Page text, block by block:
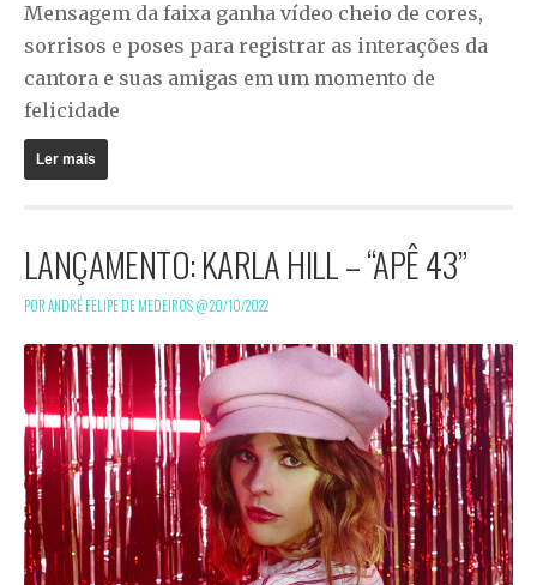
Mensagem da faixa ganha vídeo cheio de cores,
sorrisos e poses para registrar as interações da
cantora e suas amigas em um momento de
felicidade
Ler mais
LANÇAMENTO: KARLA HILL – “APÊ 43”
POR ANDRÉ FELIPE DE MEDEIROS @20/10/2022